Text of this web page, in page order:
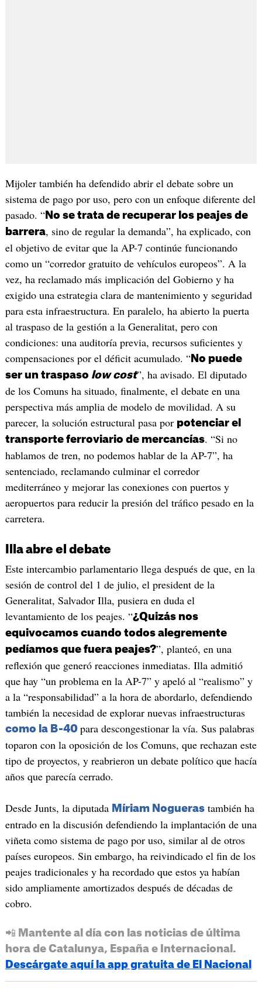
Mijoler también ha defendido abrir el debate sobre un
sistema de pago por uso, pero con un enfoque diferente del
pasado. “No se trata de recuperar los peajes de
barrera, sino de regular la demanda”, ha explicado, con
el objetivo de evitar que la AP-7 continúe funcionando
como un “corredor gratuito de vehículos europeos”. A la
vez, ha reclamado más implicación del Gobierno y ha
exigido una estrategia clara de mantenimiento y seguridad
para esta infraestructura. En paralelo, ha abierto la puerta
al traspaso de la gestión a la Generalitat, pero con
condiciones: una auditoría previa, recursos suficientes y
compensaciones por el déficit acumulado. “No puede
ser un traspaso low cost”, ha avisado. El diputado
de los Comuns ha situado, finalmente, el debate en una
perspectiva más amplia de modelo de movilidad. A su
parecer, la solución estructural pasa por potenciar el
transporte ferroviario de mercancías. “Si no
hablamos de tren, no podemos hablar de la AP-7”, ha
sentenciado, reclamando culminar el corredor
mediterráneo y mejorar las conexiones con puertos y
aeropuertos para reducir la presión del tráfico pesado en la
carretera.
Illa abre el debate
Este intercambio parlamentario llega después de que, en la
sesión de control del 1 de julio, el president de la
Generalitat, Salvador Illa, pusiera en duda el
levantamiento de los peajes. “¿Quizás nos
equivocamos cuando todos alegremente
pedíamos que fuera peajes?”, planteó, en una
reflexión que generó reacciones inmediatas. Illa admitió
que hay “un problema en la AP-7” y apeló al “realismo” y
a la “responsabilidad” a la hora de abordarlo, defendiendo
también la necesidad de explorar nuevas infraestructuras
como la B-40 para descongestionar la vía. Sus palabras
toparon con la oposición de los Comuns, que rechazan este
tipo de proyectos, y reabrieron un debate político que hacía
años que parecía cerrado.
Desde Junts, la diputada Míriam Noguerastambién ha
entrado en la discusión defendiendo la implantación de una
viñeta como sistema de pago por uso, similar al de otros
países europeos. Sin embargo, ha reivindicado el fin de los
peajes tradicionales y ha recordado que estos ya habían
sido ampliamente amortizados después de décadas de
cobro.
📲 Mantente al día con las noticias de última
hora de Catalunya, España e Internacional.
Descárgate aquí la app gratuita de El Nacional